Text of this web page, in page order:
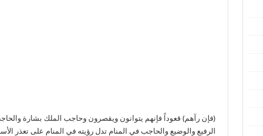
(فإن رآهم) قعوداً فإنهم يتوانون ويقصرون وحاجب الملك بشارة
الرفيع والوضيع والحاجب في المنام تدل رؤيته في المنام على تعذر